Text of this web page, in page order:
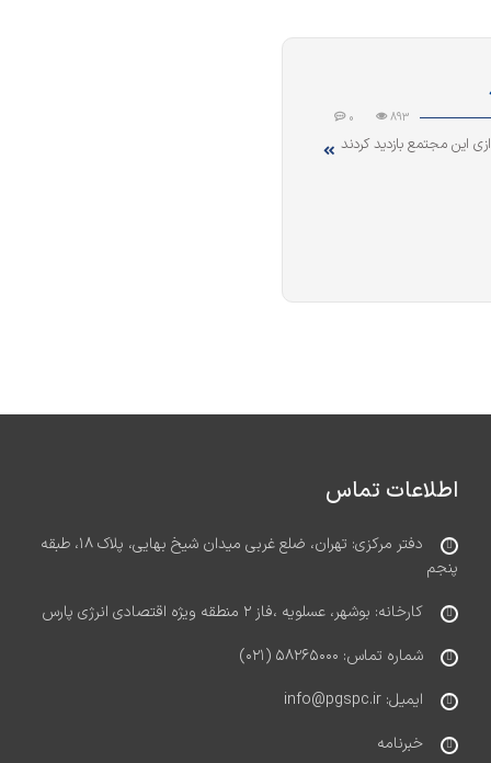
893
0
این مجتمع بازدید کردند
اطلاعات تماس
دفتر مرکزی: تهران، ضلع غربی میدان شیخ بهایی، پلاک ۱۸، طبقه
پنجم
کارخانه: بوشهر، عسلویه ،فاز ۲ منطقه ویژه اقتصادی انرژی پارس
شماره تماس: ۵۸۲۶۵۰۰۰ (۰۲۱)
ایمیل: info@pgspc.ir
خبرنامه